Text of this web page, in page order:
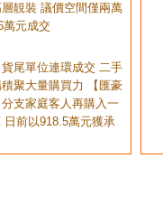
靚裝 議價空間僅兩萬
萬元成交
尾單位連環成交 二手
聚大量購買力 【匯豪
支家庭客人再購入一
日前以918.5萬元獲承